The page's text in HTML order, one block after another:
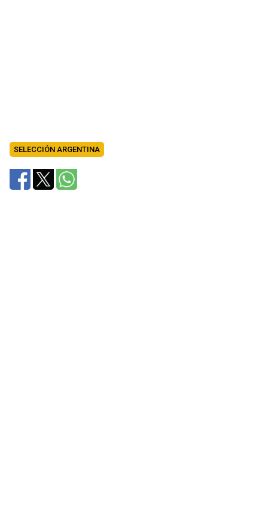
SELECCIÓN ARGENTINA